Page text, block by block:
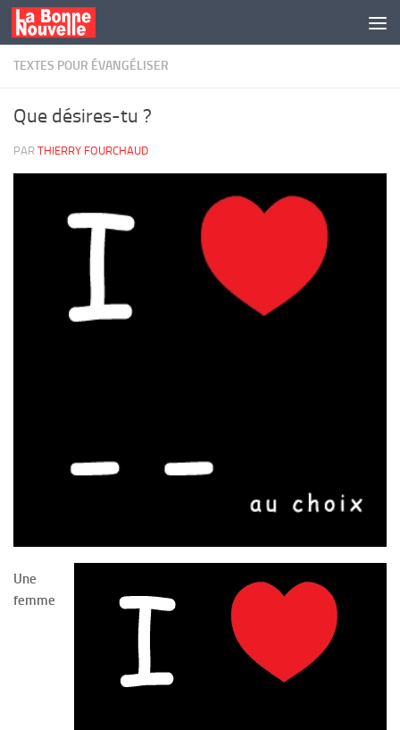
Skip to content
TEXTES POUR ÉVANGÉLISER
Que désires-tu ?
PAR THIERRY FOURCHAUD
Une
femme